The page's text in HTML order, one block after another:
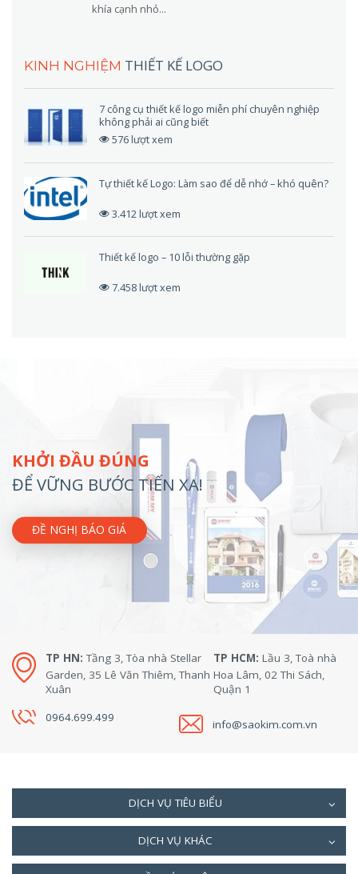
khía cạnh nhỏ...
KINH NGHIỆM THIẾT KẾ LOGO
7 công cụ thiết kế logo miễn phí chuyên nghiệp
không phải ai cũng biết
576 lượt xem
Tự thiết kế Logo: Làm sao để dễ nhớ – khó quên?
3.412 lượt xem
Thiết kế logo – 10 lỗi thường gặp
7.458 lượt xem
KHỞI ĐẦU ĐÚNG
ĐỂ VỮNG BƯỚC TIẾN XA!
ĐỀ NGHỊ BÁO GIÁ
TP HN: Tầng 3, Tòa nhà Stellar
Garden, 35 Lê Văn Thiêm, Thanh
Xuân
TP HCM: Lầu 3, Toà nhà
Hoa Lâm, 02 Thi Sách,
Quận 1
0964.699.499
info@saokim.com.vn
DỊCH VỤ TIÊU BIỂU
DỊCH VỤ KHÁC